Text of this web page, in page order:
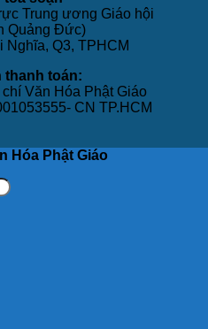
Trung ương Giáo hội
Quảng Đức)
Nghĩa, Q3, TPHCM
thanh toán:
Văn Hóa Phật Giáo
CN TP.HCM
Hóa Phật Giáo